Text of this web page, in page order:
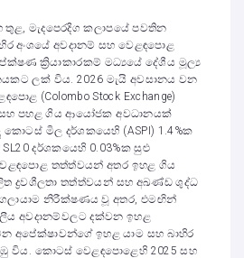
තුළ, මැදපෙරදිග කලාපයේ පවතින
අංශයේ අවදානම් සහ වෙළඳපොළ
ක්‍රියාකාරකම් මධ්‍යයේ දේශීය මූල්‍ය
ලක් විය. 2026 මැයි අවසානය වන
(Colombo Stock Exchange)
පහළ ගිය ආයෝජක අවධානයක්
මිල දර්ශකයෙහි (ASPI) 1.4%ක
දර්ශකයෙහි 0.03%ක සුළු
තත්ත්වයන් අතර ඉහළ ගිය
ද්‍රවශීලතා තත්ත්වයන් සහ අඛණ්ඩ ශුද්ධ
නිරීක්ෂණය වූ අතර, එමඟින්
අවදානම්වලට දක්වන ඉහළ
අපේක්ෂාවන්ගේ ඉහළ යාම සහ බාහිර
විය. කොටස් වෙළඳපොළෙහි 2025 සහ